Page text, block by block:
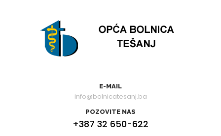
E-MAIL
info@bolnicatesanj.ba
POZOVITE NAS
+387 32 650-622